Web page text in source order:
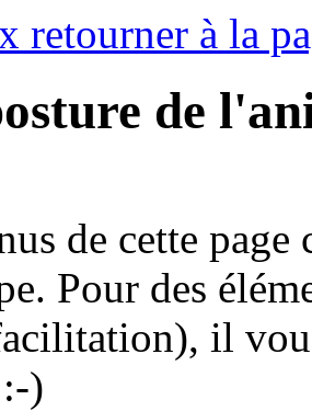
retourner à la
de
de cette
Pour des
il
)